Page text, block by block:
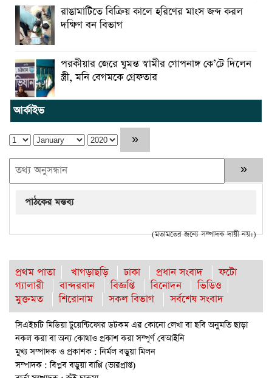
রাঙামাটিতে বিক্রিয় কালে হরিণের মাংস জব্দ করল
দক্ষিণ বন বিভাগ
পরকীয়ার জেরে ঘুমন্ত স্বামীর গোপনাঙ্গ কে’টে দিলেন
স্ত্রী, মনি বেগমকে গ্রেফতার
আর্কাইভ
পাঠকের মন্তব্য
(মতামতের জন্যে সম্পাদক দায়ী নয়।)
প্রথম পাতা খাগড়াছড়ি ঢাকা প্রধান সংবাদ
ফটো
গ্যালারী
বান্দরবান বিজ্ঞপ্তি বিনোদন
ভিডিও
মুক্তমত
শিরোনাম সকল বিভাগ সর্বশেষ সংবাদ
সিএইচটি মিডিয়া টুয়েন্টিফোর ডটকম এর কোনো লেখা বা ছবি অনুমতি ছাড়া
নকল করা বা অন্য কোথাও প্রকাশ করা সম্পূর্ণ বেআইনি
মুখ্য সম্পাদক ও প্রকাশক : নির্মল বড়ুয়া মিলন
সম্পাদক : বিপ্লব বড়ুয়া বাপ্পি (ভারপ্রাপ্ত)